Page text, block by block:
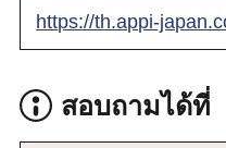
https://th.appi-
สอบถามได้ที่